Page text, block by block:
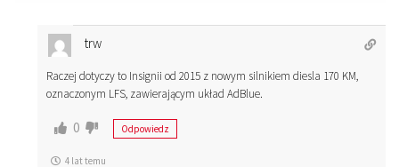
trw
Raczej dotyczy to Insignii od 2015 z nowym silnikiem diesla 170 KM,
oznaczonym LFS, zawierającym układ AdBlue.
0 Odpowiedz
4 lat temu